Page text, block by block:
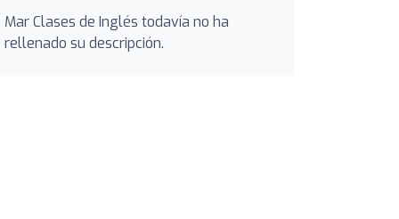
Mar Clases de Inglés todavía no ha
rellenado su descripción.